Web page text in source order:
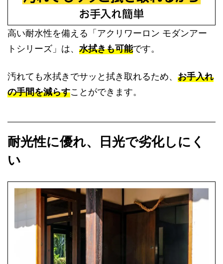
高い耐水性を備える「アクリワーロン モダンアー
トシリーズ」は、 水拭きも可能です。
汚れても水拭きでサッと拭き取れるため、 お手入れ
の手間を減らすことができます。
耐光性に優れ、日光で劣化しにく
い